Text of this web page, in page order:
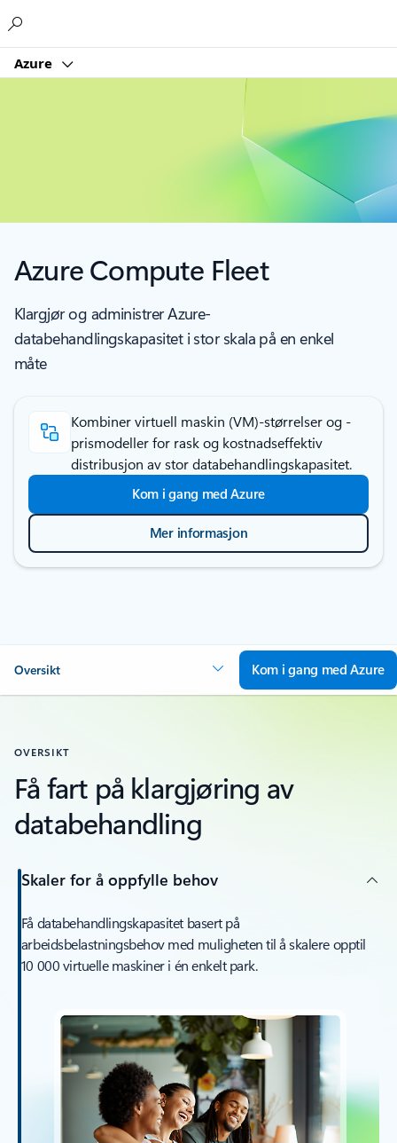
Azure
Azure Compute Fleet
Klargjør og administrer Azure-
databehandlingskapasitet i stor skala på en enkel
måte
Kombiner virtuell maskin (VM)-størrelser og -
prismodeller for rask og kostnadseffektiv
distribusjon av stor databehandlingskapasitet.
Kom i gang med Azure
Mer informasjon
Oversikt Kom i gang med Azure
OVERSIKT
Få fart på klargjøring av
databehandling
Skaler for å oppfylle behov
Få databehandlingskapasitet basert på
arbeidsbelastningsbehov med muligheten til å skalere opptil
10 000 virtuelle maskiner i én enkelt park.